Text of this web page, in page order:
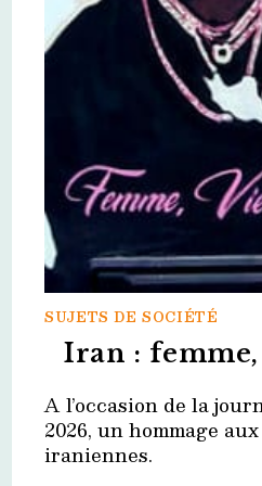
SUJETS DE SOCIÉTÉ
Iran :
A l’occasion de la
2026, un hommage
iraniennes.